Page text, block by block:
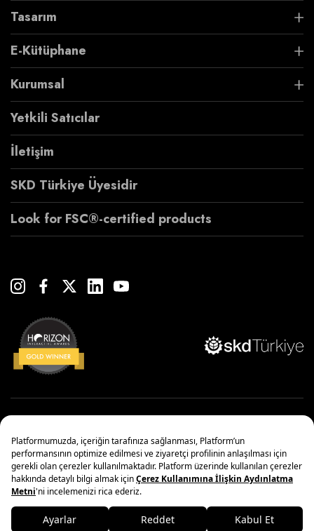
Tasarım
E-Kütüphane
Kurumsal
Yetkili Satıcılar
İletişim
SKD Türkiye Üyesidir
Look for FSC®-certified products
Yönetim Sistemleri Politikası
Kişisel Verilerin Korunması
Bilgi Toplumu Hizmetleri